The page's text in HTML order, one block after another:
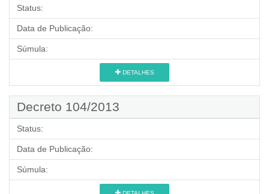
Status:
Data de Publicação:
Súmula:
DETALHES
Decreto 104/2013
Status:
Data de Publicação:
Súmula: